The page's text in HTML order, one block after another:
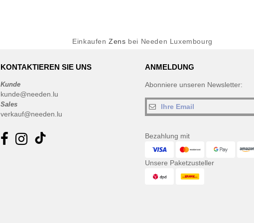
EinkaufenZens bei Needen Luxembourg
KONTAKTIEREN SIE UNS
Kunde
kunde@needen.lu
Sales
verkauf@needen.lu
ANMELDUNG
Abonniere unseren Newsletter:
Bezahlung mit
Unsere Paketzusteller